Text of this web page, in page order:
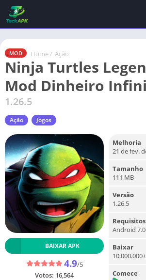
MOD Home / Ação
Ninja Turtles
Mod Dinheiro
1.26.5
Ação Jogos
BAIXAR APK
4.9/5
Votos: 16,564
Melhoria
21 de fev.
Tamanho
111 MB
Versão
1.26.5
Requisitos
Android
Baixar
Comece